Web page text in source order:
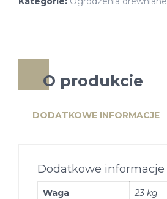
O produkcie
DODATKOWE INFORMACJE
Dodatkowe informacje
Waga 23 kg